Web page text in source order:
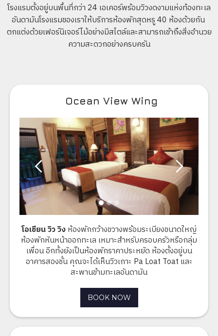
โรงแรมตั้งอยู่บนพื้นที่กว่า 24 เอเคอร์พร้อมวิวงดงามแห่งท้องทะเล
อันดามันโรงแรมของเราให้บริการห้องพักสุดหรู 40 ห้องด้วยกัน
ตกแต่งด้วยเฟอร์นิเจอร์ไม้อย่างมีสไตล์และสามารถเข้าถึงสิ่งอำนวย
ความสะดวกอย่างครบครัน
Ocean View Wing
โอเชียน วิว วิงห้องพักกว้างขวางพร้อมระเบียงขนาดใหญ่
ห้องพักหันหน้าออกทะเล เหมาะสำหรับครอบครัวหรือกลุ่ม
เพื่อน อีกทั้งยังเป็นห้องพักราคาประหยัด ห้องตั้งอยู่บน
อาคารสองชั้น คุณจะได้เห็นวิวเกาะ Pa Loat Toat และ
สะพานข้ามทะเลอันดามัน
BOOK NOW